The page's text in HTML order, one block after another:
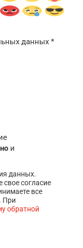
данных *
и
данных.
согласие
все
. При
обратной